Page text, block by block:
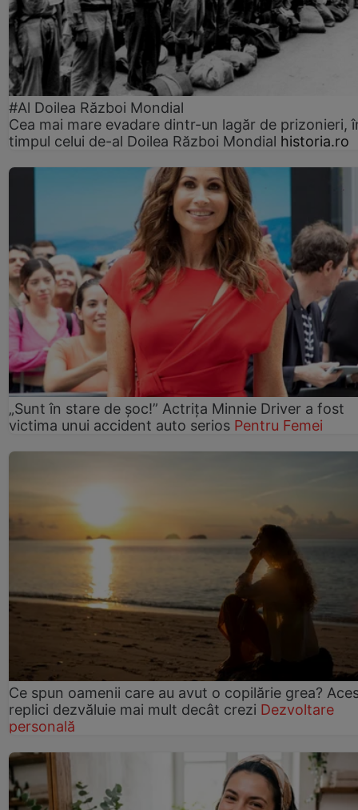
#Al Doilea Război Mondial
Cea mai mare evadare dintr-un lagăr de prizonieri,
timpul celui de-al Doilea Război Mondial historia.ro
„Sunt în stare de șoc!” Actrița Minnie Driver a fost
victima unui accident auto serios Pentru Femei
Ce spun oamenii care au avut o copilărie grea?
replici dezvăluie mai mult decât crezi Dezvoltare
personală